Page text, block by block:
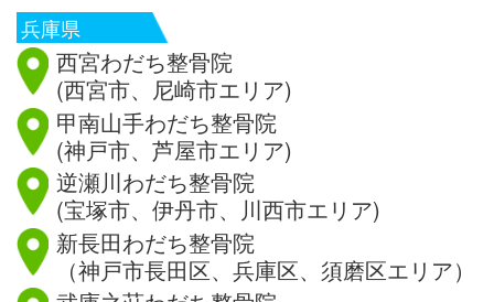
兵庫県
西宮わだち整骨院
(西宮市、尼崎市エリア)
甲南山手わだち整骨院
(神戸市、芦屋市エリア)
逆瀬川わだち整骨院
(宝塚市、伊丹市、川西市エリア)
新長田わだち整骨院
（神戸市長田区、兵庫区、須磨区エリア）